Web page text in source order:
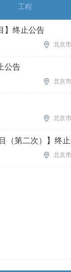
工程
】终止公告
北京市
公告
北京市
北京市
（第二次）】终
北京市